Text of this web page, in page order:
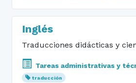
Inglés
Traducciones didácticas y
Tareas administrativas y
traducción